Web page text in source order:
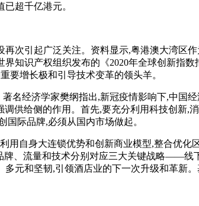
超千亿港元。
引起广泛关注。资料显示,粤港澳大湾区
知识产权组织发布的《2020年全球创新指
要增长极和引导技术变革的领头羊。
经济学家樊纲指出,新冠疫情影响下,中国经
供给侧的作用。首先,要充分利用科技创新
国际品牌,必须从国内市场做起。
自身大连锁优势和创新商业模型,整合优化
牌、流量和技术分别对应三大关键战略——
元和坚韧,引领酒店业的下一次升级和革新